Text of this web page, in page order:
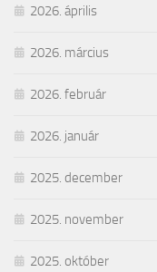
2026. április
2026. március
2026. február
2026. január
2025. december
2025. november
2025. október